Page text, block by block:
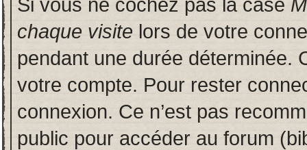
chaque visite lors de votre
pendant une durée déterminée.
votre compte. Pour rester
connexion. Ce n’est pas
public pour accéder au forum